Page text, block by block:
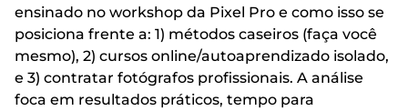
ensinado no workshop da Pixel Pro e como isso se
posiciona frente a: 1) métodos caseiros (faça você
mesmo), 2) cursos online/autoaprendizado isolado,
e 3) contratar fotógrafos profissionais. A análise
foca em resultados práticos, tempo para